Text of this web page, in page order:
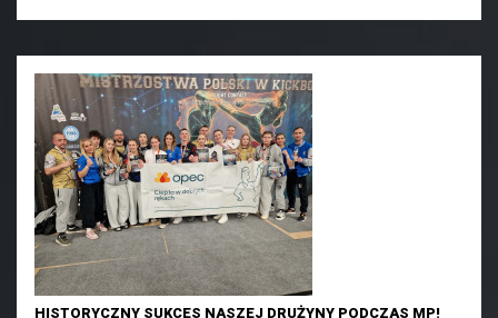
HISTORYCZNY SUKCES NASZEJ DRUŻYNY PODCZAS MP!